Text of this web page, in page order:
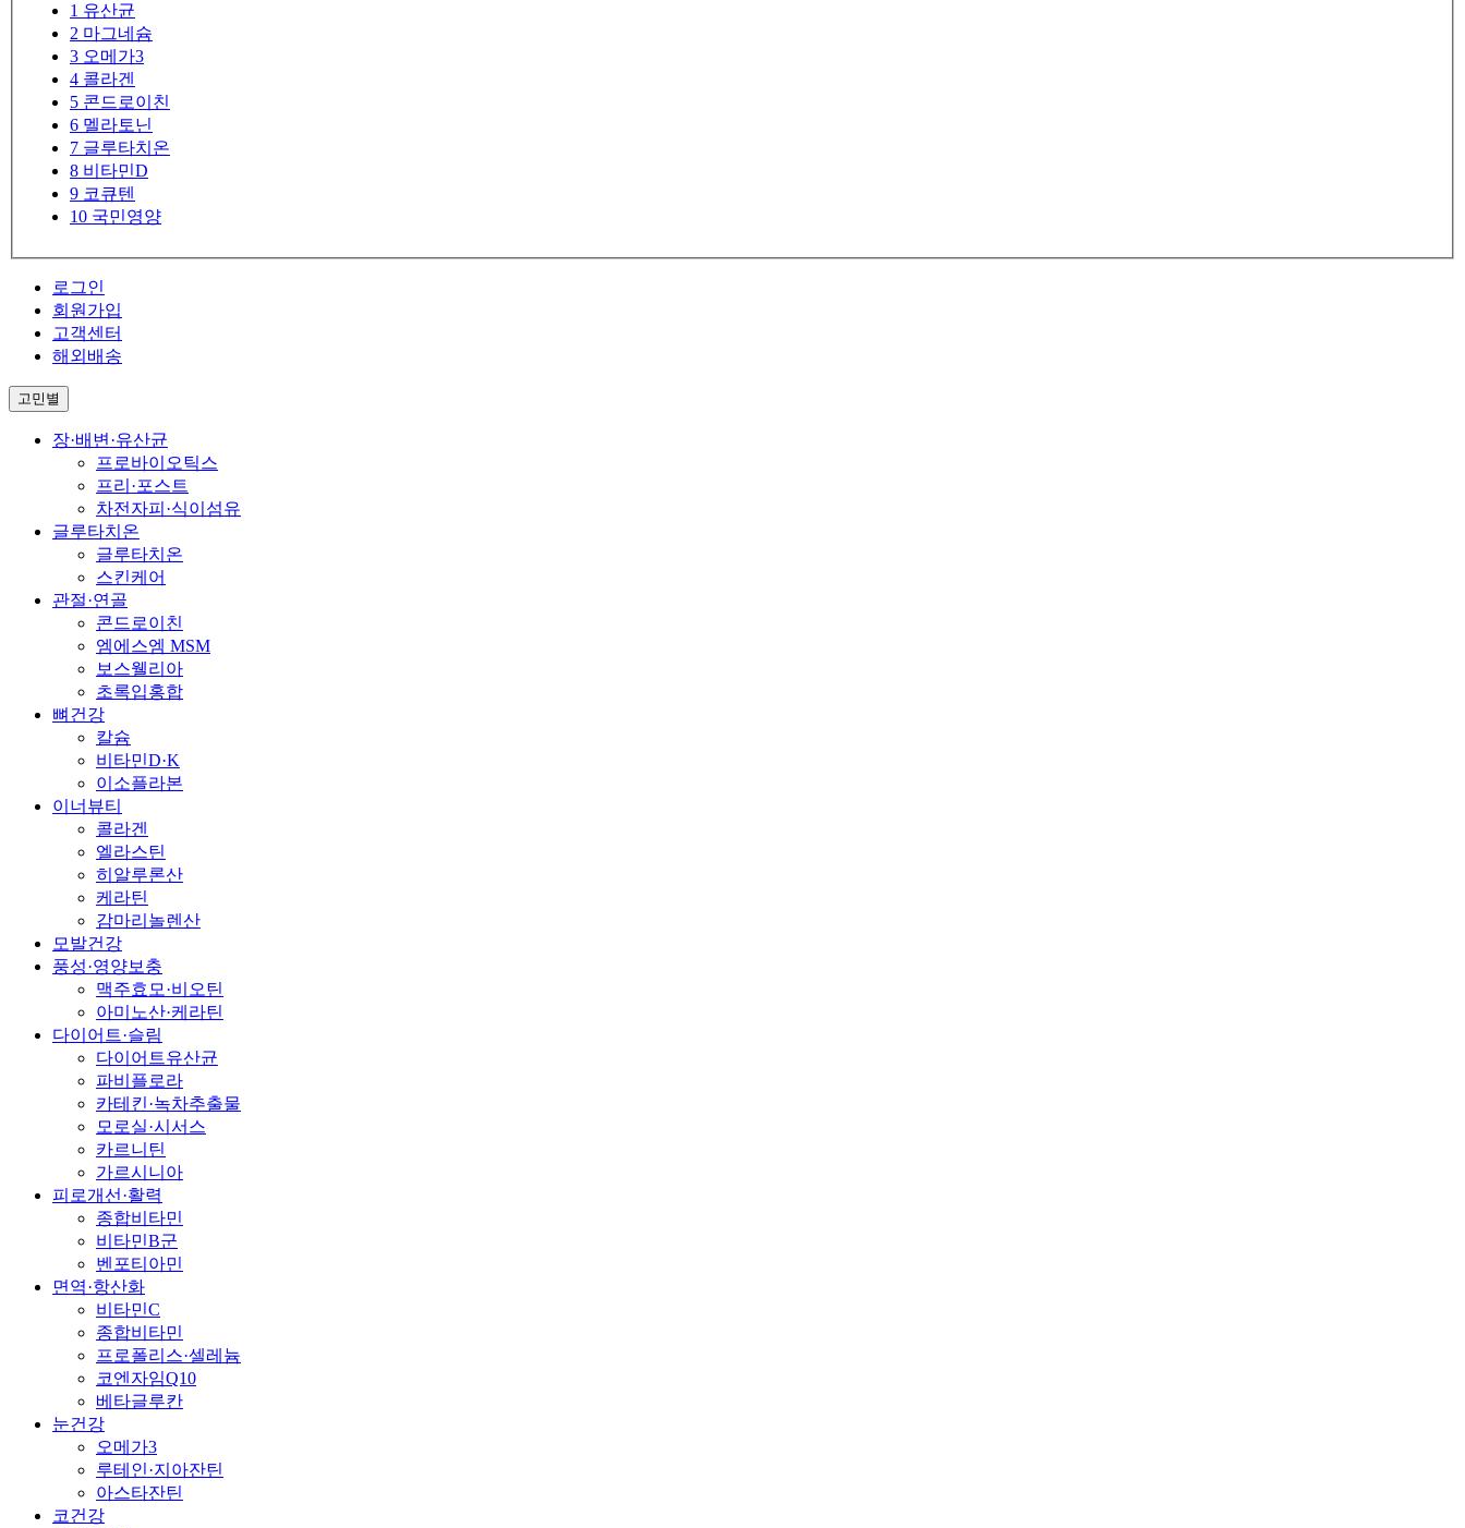
1 유산균
2 마그네슘
3 오메가3
4 콜라겐
5 콘드로이친
6 멜라토닌
7 글루타치온
8 비타민D
9 코큐텐
10 국민영양
로그인
회원가입
고객센터
해외배송
고민별
장·배변·유산균
프로바이오틱스
프리·포스트
차전자피·식이섬유
글루타치온
글루타치온
스킨케어
관절·연골
콘드로이친
엠에스엠 MSM
보스웰리아
초록입홍합
뼈건강
칼슘
비타민D·K
이소플라본
이너뷰티
콜라겐
엘라스틴
히알루론산
케라틴
감마리놀렌산
모발건강
풍성·영양보충
맥주효모·비오틴
아미노산·케라틴
다이어트·슬림
다이어트유산균
파비플로라
카테킨·녹차추출물
모로실·시서스
카르니틴
가르시니아
피로개선·활력
종합비타민
비타민B군
벤포티아민
면역·항산화
비타민C
종합비타민
프로폴리스·셀레늄
코엔자임Q10
베타글루칸
눈건강
오메가3
루테인·지아잔틴
아스타잔틴
코건강